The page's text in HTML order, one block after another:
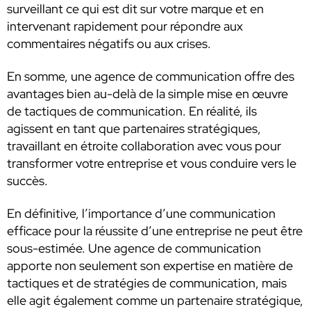
surveillant ce qui est dit sur votre marque et en
intervenant rapidement pour répondre aux
commentaires négatifs ou aux crises.
En somme, une agence de communication offre des
avantages bien au-delà de la simple mise en œuvre
de tactiques de communication. En réalité, ils
agissent en tant que partenaires stratégiques,
travaillant en étroite collaboration avec vous pour
transformer votre entreprise et vous conduire vers le
succès.
En définitive, l’importance d’une communication
efficace pour la réussite d’une entreprise ne peut être
sous-estimée. Une agence de communication
apporte non seulement son expertise en matière de
tactiques et de stratégies de communication, mais
elle agit également comme un partenaire stratégique,